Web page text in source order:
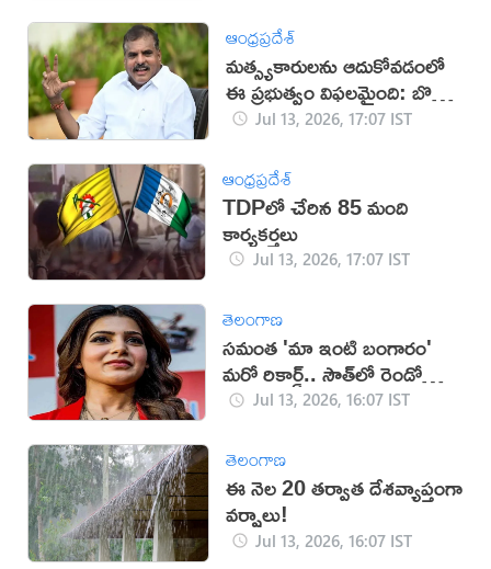
ఆంధ్రప్రదేశ్
మత్స్యకారులను ఆదుకోవడంలో
ఈ ప్రభుత్వం విఫలమైంది: బొత్స
సత్యనారాయణ
Jul 13, 2026, 17:07 IST
ఆంధ్రప్రదేశ్
TDPలో చేరిన 85 మంది
కార్యకర్తలు
Jul 13, 2026, 17:07 IST
తెలంగాణ
సమంత 'మా ఇంటి బంగారం'
మరో రికార్డ్.. సౌత్‌లో రెండో
స్థానం!Jul 13, 2026, 16:07 IST
తెలంగాణ
ఈ నెల 20 తర్వాత దేశవ్యాప్తంగా
వర్షాలు!
Jul 13, 2026, 16:07 IST